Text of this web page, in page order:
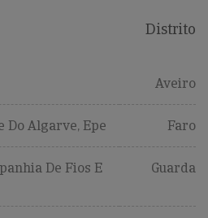
Distrito
Aveiro
Do Algarve, Epe Faro
De Fios E
Guarda